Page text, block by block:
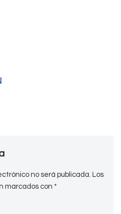
no será publicada. Los
marcados con *